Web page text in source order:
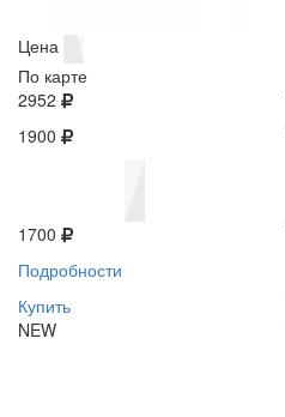
Цена
По карте
2952
1900
1700
Подробности
Купить
NEW